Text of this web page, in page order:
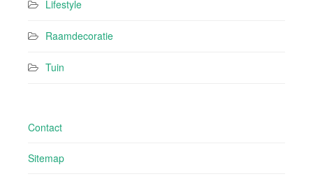
Lifestyle
Raamdecoratie
Tuin
Contact
Sitemap